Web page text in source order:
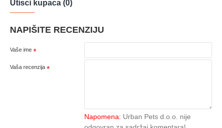
Utisci kupaca (0)
NAPIŠITE RECENZIJU
Vaše ime
Vaša recenzija
Napomena: Urban Pets d.o.o. nije